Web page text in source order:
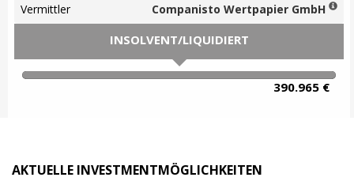
Vermittler
Companisto Wertpapier GmbH
INSOLVENT/LIQUIDIERT
100% Complete
390.965 €
AKTUELLE INVESTMENTMÖGLICHKEITEN